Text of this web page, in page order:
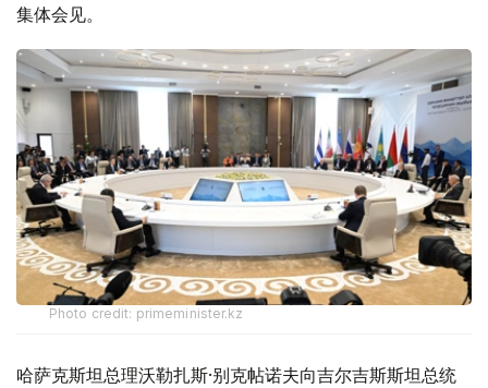
集体会见。
Photo credit: primeminister.kz
哈萨克斯坦总理沃勒扎斯·别克帖诺夫向吉尔吉斯斯坦总统